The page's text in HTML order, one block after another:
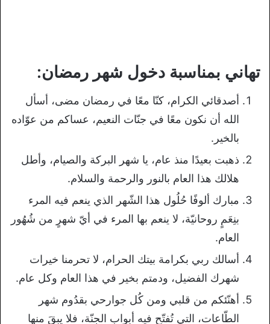
تهاني بمناسبة دخول شهر رمضان:
أصدقائي الكرام، كنّا معًا في رمضان مضى، أسأل
الله أن نكون معًا في جنّات النعيم، عساكم من عوّاده
بالخير.
ذهبت بعيدًا منذ عام، يا شهر البركة والصيام، وأطل
هلالك هذا العام بالنور والرحمة والسلام.
مبارك ألوفًا حُلُول هذا الشّهر الذي ينعم فيه المرء
بنِعَمٍ روحانيّة، لا ينعم بها المرء في أيّ شهرٍ من شُهُور
العام.
أسالك ربي بكرامة بيتك الحرام، لا تحرمنا خيرات
شهرك الفضيل، ودمتم بخير في هذا العام وكل عام.
أهنّئكم من قلبي ومن كُل جوارحي بقدُوم شهر
الطّاعات، التي تُفتّح فيه أبواب الجنّة، فلا يبقَ منها